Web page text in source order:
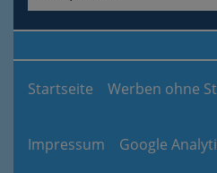
Startseite Werben ohne
Impressum Google